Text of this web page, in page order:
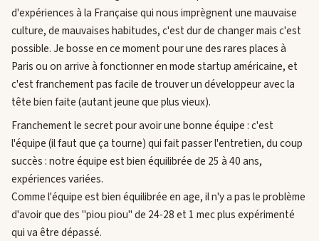
d'expériences à la Française qui nous imprègnent une mauvaise
culture, de mauvaises habitudes, c'est dur de changer mais c'est
possible. Je bosse en ce moment pour une des rares places à
Paris ou on arrive à fonctionner en mode startup américaine, et
c'est franchement pas facile de trouver un développeur avec la
tête bien faite (autant jeune que plus vieux).
Franchement le secret pour avoir une bonne équipe : c'est
l'équipe (il faut que ça tourne) qui fait passer l'entretien, du coup
succès : notre équipe est bien équilibrée de 25 à 40 ans,
expériences variées.
Comme l'équipe est bien équilibrée en age, il n'y a pas le problème
d'avoir que des "piou piou" de 24-28 et 1 mec plus expérimenté
qui va être dépassé.